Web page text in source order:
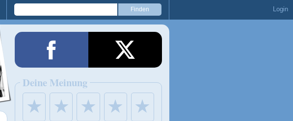
Login
Deine Meinung
★ ★ ★ ★ ★